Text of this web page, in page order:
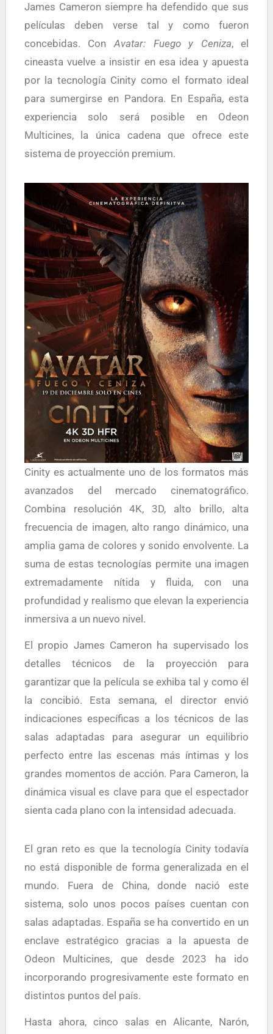
James Cameron siempre ha defendido que sus
películas deben verse tal y como fueron
concebidas. ConAvatar: Fuego y Ceniza, el
cineasta vuelve a insistir en esa idea y apuesta
por la tecnología Cinity como el formato ideal
para sumergirse en Pandora. En España, esta
experiencia solo será posible en Odeon
Multicines, la única cadena que ofrece este
sistema de proyección premium.
Cinity es actualmente uno de los formatos más
avanzados del mercado cinematográfico.
Combina resolución 4K, 3D, alto brillo, alta
frecuencia de imagen, alto rango dinámico, una
amplia gama de colores y sonido envolvente. La
suma de estas tecnologías permite una imagen
extremadamente nítida y fluida, con una
profundidad y realismo que elevan la experiencia
inmersiva a un nuevo nivel.
El propio James Cameron ha supervisado los
detalles técnicos de la proyección para
garantizar que la película se exhiba tal y como él
la concibió. Esta semana, el director envió
indicaciones específicas a los técnicos de las
salas adaptadas para asegurar un equilibrio
perfecto entre las escenas más íntimas y los
grandes momentos de acción. Para Cameron, la
dinámica visual es clave para que el espectador
sienta cada plano con la intensidad adecuada.
El gran reto es que la tecnología Cinity todavía
no está disponible de forma generalizada en el
mundo. Fuera de China, donde nació este
sistema, solo unos pocos países cuentan con
salas adaptadas. España se ha convertido en un
enclave estratégico gracias a la apuesta de
Odeon Multicines, que desde 2023 ha ido
incorporando progresivamente este formato en
distintos puntos del país.
Hasta ahora, cinco salas en Alicante, Narón,